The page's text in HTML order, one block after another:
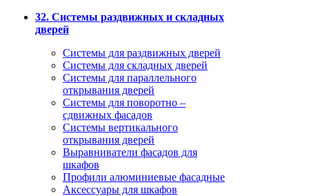
32. Системы раздвижных и складных
дверей
Системы для раздвижных дверей
Системы для складных дверей
Системы для параллельного
открывания дверей
Системы для поворотно –
сдвижных фасадов
Системы вертикального
открывания дверей
Выравниватели фасадов для
шкафов
Профили алюминиевые фасадные
Аксессуары для шкафов